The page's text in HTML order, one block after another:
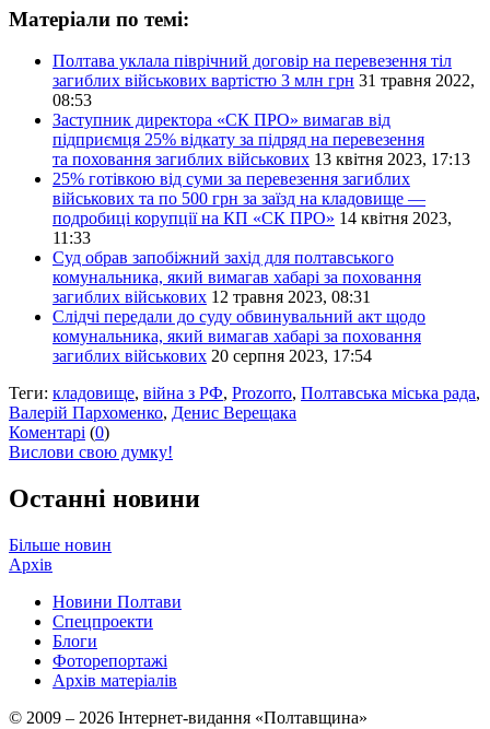
Матеріали по темі:
Полтава уклала піврічний договір на перевезення тіл
загиблих військових вартістю 3 млн грн 31 травня 2022,
08:53
Заступник директора «СК ПРО» вимагав від
підприємця 25% відкату за підряд на перевезення
та поховання загиблих військових 13 квітня 2023, 17:13
25% готівкою від суми за перевезення загиблих
військових та по 500 грн за заїзд на кладовище —
подробиці корупції на КП «СК ПРО» 14 квітня 2023,
11:33
Суд обрав запобіжний захід для полтавського
комунальника, який вимагав хабарі за поховання
загиблих військових 12 травня 2023, 08:31
Слідчі передали до суду обвинувальний акт щодо
комунальника, який вимагав хабарі за поховання
загиблих військових 20 серпня 2023, 17:54
Теги: кладовище, війна з РФ, Prozorro, Полтавська міська рада,
Валерій Пархоменко, Денис Верещака
Коментарі (0)
Вислови свою думку!
Останні новини
Більше новин
Архів
Новини Полтави
Спецпроекти
Блоги
Фоторепортажі
Архів матеріалів
© 2009 – 2026 Інтернет-видання «Полтавщина»